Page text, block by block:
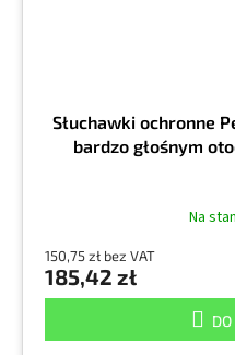
Słuchawki ochronne
bardzo głośnym
Na
150,75 zł bez VAT
185,42 zł